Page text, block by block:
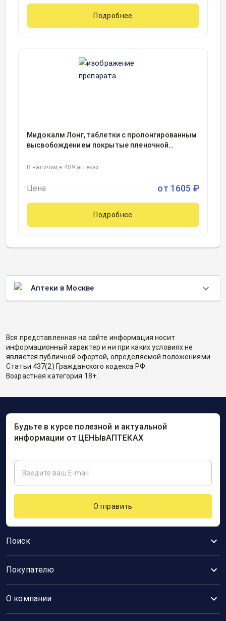
Подробнее
Мидокалм Лонг, таблетки с пролонгированным
высвобождением покрытые пленочной
Рихтер Польша, Польша
В наличии в 409 аптеках
Цена от 1605 ₽
Подробнее
Аптеки в Москве
Вся представленная на сайте информация носит
информационный характер и ни при каких условиях не
является публичной офертой, определяемой положениями
Статьи 437(2) Гражданского кодекса РФ.
Возрастная категория 18+.
Поиск
Покупателю
О компании
Будьте в курсе полезной и актуальной
информации от ЦЕНЫвАПТЕКАХ
Отправить